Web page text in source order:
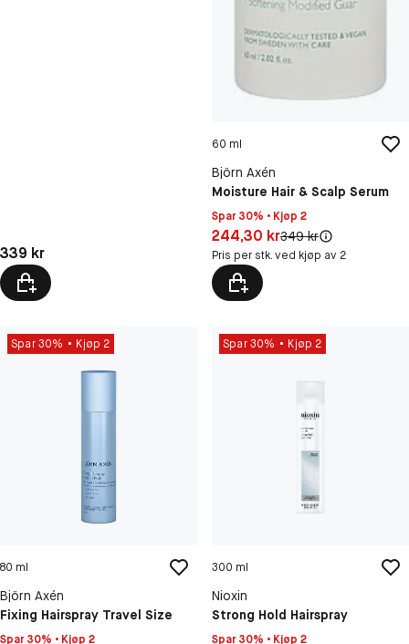
Pris: 339 kr
339 kr
60 ml
Björn Axén
Moisture Hair & Scalp Serum
Spar 30% • Kjøp 2
Pris: 244,30 kr
244,30 krOriginal pris:
349 kr
Pris per stk. ved kjøp av 2
Spar 30% Kjøp 2
80 ml
Björn Axén
Fixing Hairspray Travel Size
Spar 30% • Kjøp 2
Spar 30% Kjøp 2
300 ml
Nioxin
Strong Hold Hairspray
Spar 30% • Kjøp 2